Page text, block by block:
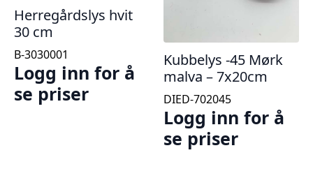
Herregårdslys hvit
30 cm
B-3030001
Logg inn for å
se priser
Kubbelys -45 Mørk
malva – 7x20cm
DIED-702045
Logg inn for å
se priser